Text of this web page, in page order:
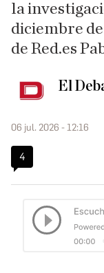
la
diciembre
de Red.es
El
06 jul. 2026 - 12:16
4